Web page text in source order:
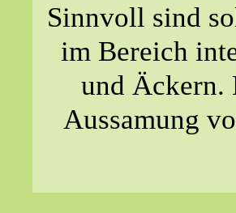
Sinnvoll sind
im Bereich
und Äckern.
Aussamung